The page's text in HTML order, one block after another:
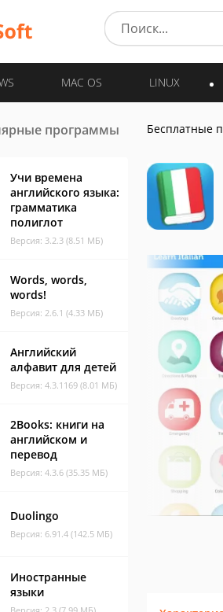
MAC OS LINUX
программы
Учи времена
английского языка:
грамматика
полиглот
Версия: 3.2.3 (8.51 МБ)
Words, words,
words!
Версия: 2.6.1 (4.33 МБ)
Английский
алфавит для детей
Версия: 4.3.1169 (8.01 МБ)
2Books: книги на
английском и
перевод
Версия: 4.3.6 (35.35 МБ)
Duolingo
Версия: 6.91.4 (142.5 МБ)
Иностранные
языки
Бесплатные